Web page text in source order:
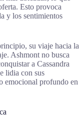
Esto provoca
y los sentimientos
su viaje hacia la
Ashmont no busca
a Cassandra
lidia con sus
emocional profundo en